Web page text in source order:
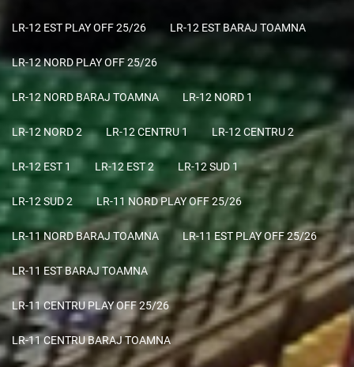
LR-12 EST PLAY OFF 25/26 LR-12 EST BARAJ TOAMNA
LR-12 NORD PLAY OFF 25/26
LR-12 NORD BARAJ TOAMNA LR-12 NORD 1
LR-12 NORD 2 LR-12 CENTRU 1 LR-12 CENTRU 2
LR-12 EST 1 LR-12 EST 2 LR-12 SUD 1
LR-12 SUD 2 LR-11 NORD PLAY OFF 25/26
LR-11 NORD BARAJ TOAMNA LR-11 EST PLAY OFF 25/26
LR-11 EST BARAJ TOAMNA
LR-11 CENTRU PLAY OFF 25/26
LR-11 CENTRU BARAJ TOAMNA